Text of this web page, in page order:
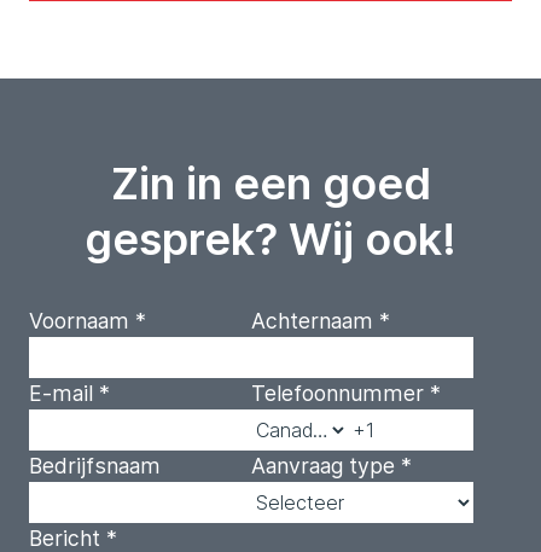
Zin in een goed
gesprek? Wij ook!
Voornaam * Achternaam *
E-mail * Telefoonnummer *
Bedrijfsnaam Aanvraag type *
Bericht *